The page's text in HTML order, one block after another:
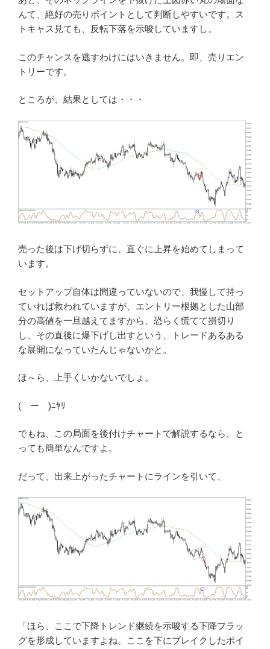
んて、絶好の売りポイントとして判断しやすいです。ス
トキャス見ても、反転下落を示唆していますし。
このチャンスを逃すわけにはいきません。即、売りエン
トリーです。
ところが、結果としては・・・
売った後は下げ切らずに、直ぐに上昇を始めてしまって
います。
セットアップ自体は間違っていないので、我慢して持っ
ていれば救われていますが、エントリー根拠とした山部
分の高値を一旦越えてますから、恐らく慌てて損切り
し、その直後に爆下げし出すという、トレードあるある
な展開になっていたんじゃないかと。
ほ～ら、上手くいかないでしょ。
(￣ー￣)ﾆﾔﾘ
でもね、この局面を後付けチャートで解説するなら、と
っても簡単なんですよ。
だって、出来上がったチャートにラインを引いて、
「ほら、ここで下降トレンド継続を示唆する下降フラッ
グを形成していますよね。ここを下にブレイクしたポイ